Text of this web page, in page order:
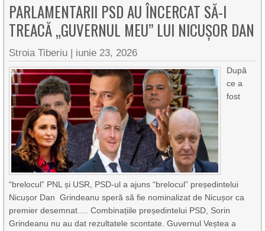
PARLAMENTARII PSD AU ÎNCERCAT SĂ-I
TREACĂ „GUVERNUL MEU” LUI NICUȘOR DAN
Stroia Tiberiu | iunie 23, 2026
După
ce a
fost
“brelocul” PNL și USR, PSD-ul a ajuns “brelocul” președintelui
Nicușor Dan Grindeanu speră să fie nominalizat de Nicușor ca
premier desemnat…. Combinațiile președintelui PSD, Sorin
Grindeanu nu au dat rezultatele scontate. Guvernul Veștea a